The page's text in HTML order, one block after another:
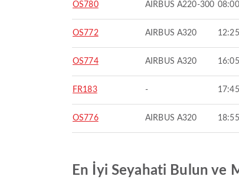
OS780 AIRBUS A220-300 08:00
OS772 AIRBUS A320 12:25
OS774 AIRBUS A320 16:05
FR183 - 17:45
OS776 AIRBUS A320 18:55
En İyi Seyahati Bulun ve